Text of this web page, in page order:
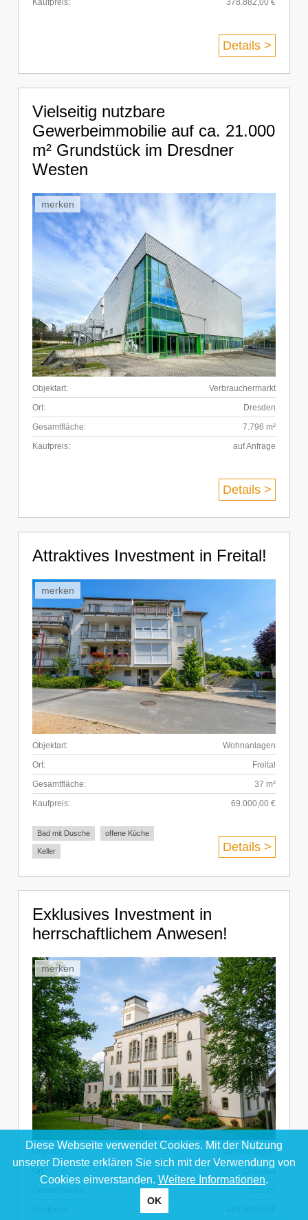
Kaufpreis:
378.882,00 €
Details >
Vielseitig nutzbare
Gewerbeimmobilie auf ca. 21.000
m² Grundstück im Dresdner
Westen
merken
Objektart:
Verbrauchermarkt
Ort:
Dresden
Gesamtfläche:
7.796 m²
Kaufpreis:
auf Anfrage
Details >
Attraktives Investment in Freital!
merken
Objektart:
Wohnanlagen
Ort:
Freital
Gesamtfläche:
37 m²
Kaufpreis:
69.000,00 €
Bad mit Dusche offene Küche
Keller Details >
Exklusives Investment in
herrschaftlichem Anwesen!
merken
Objektart:
Wohnanlagen
Dresden
Diese Webseite verwendet Cookies. Mit der Nutzung
unserer Dienste erklären Sie sich mit der Verwendung von
Cookies einverstanden. Weitere Informationen.
OK